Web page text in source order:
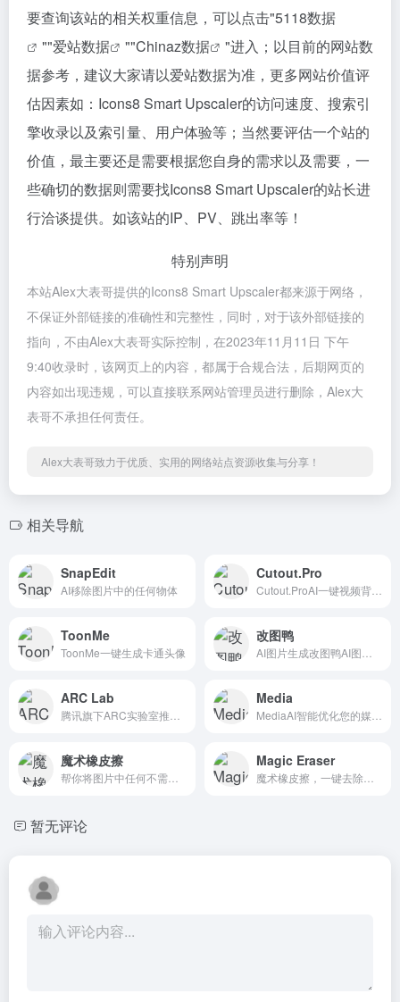
要查询该站的相关权重信息，可以点击"5118数据
""爱站数据 ""Chinaz数据
"进入；以目前的网站数
据参考，建议大家请以爱站数据为准，更多网站价值评
估因素如：Icons8 Smart Upscaler的访问速度、搜索引
擎收录以及索引量、用户体验等；当然要评估一个站的
价值，最主要还是需要根据您自身的需求以及需要，一
些确切的数据则需要找Icons8 Smart Upscaler的站长进
行洽谈提供。如该站的IP、PV、跳出率等！
特别声明
本站Alex大表哥提供的Icons8 Smart Upscaler都来源于网络，
不保证外部链接的准确性和完整性，同时，对于该外部链接的
指向，不由Alex大表哥实际控制，在2023年11月11日 下午
9:40收录时，该网页上的内容，都属于合规合法，后期网页的
内容如出现违规，可以直接联系网站管理员进行删除，Alex大
表哥不承担任何责任。
Alex大表哥致力于优质、实用的网络站点资源收集与分享！
相关导航
SnapEdit
AI移除图片中的任何物体
Cutout.Pro
ToonMe
ToonMe一键生成卡通头像
改图鸭
ARC Lab Media
魔术橡皮擦 Magic Eraser
暂无评论